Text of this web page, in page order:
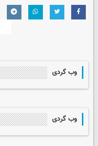
وب گردی
وب گردی